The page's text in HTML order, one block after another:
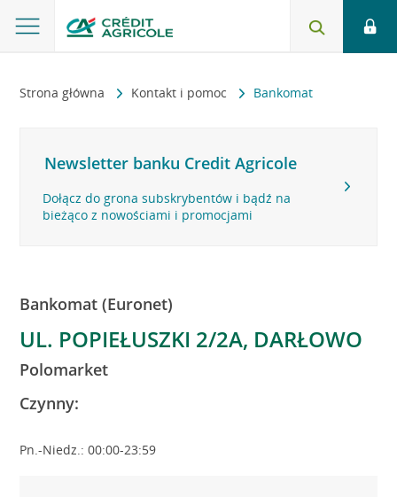
Strona główna Kontakt i pomoc Bankomat
Newsletter banku Credit Agricole
Dołącz do grona subskrybentów i bądź na
bieżąco z nowościami i promocjami
Bankomat (Euronet)
UL. POPIEŁUSZKI 2/2A, DARŁOWO
Polomarket
Czynny:
Pn.-Niedz.: 00:00-23:59